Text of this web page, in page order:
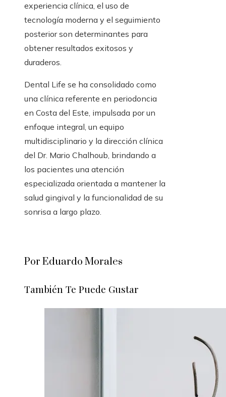
experiencia clínica, el uso de
tecnología moderna y el seguimiento
posterior son determinantes para
obtener resultados exitosos y
duraderos.
Dental Life se ha consolidado como
una clínica referente en periodoncia
en Costa del Este, impulsada por un
enfoque integral, un equipo
multidisciplinario y la dirección clínica
del Dr. Mario Chalhoub, brindando a
los pacientes una atención
especializada orientada a mantener la
salud gingival y la funcionalidad de su
sonrisa a largo plazo.
Por Eduardo Morales
También Te Puede Gustar